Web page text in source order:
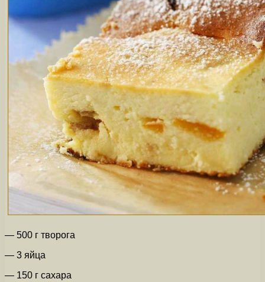
— 500 г творога
— 3 яйца
— 150 г сахара